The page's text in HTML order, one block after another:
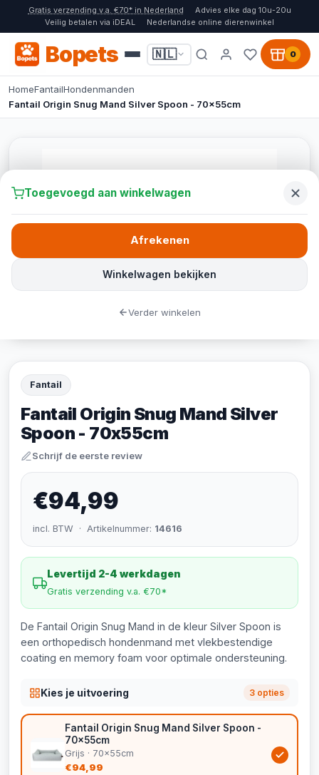
Gratis verzending v.a. €70* in Nederland
Advies elke dag 10u-20u
Veilig betalen via iDEAL
Nederlandse online dierenwinkel
Bopets 🇳🇱 0
HomeFantailHondenmanden
Fantail Origin Snug Mand Silver Spoon - 70x55cm
Fantail
Fantail Origin Snug Mand Silver
Spoon - 70x55cm
Schrijf de eerste review
€94,99
incl. BTW · Artikelnummer: 14616
Levertijd 2-4 werkdagen
Gratis verzending v.a. €70*
De Fantail Origin Snug Mand in de kleur Silver Spoon is
een orthopedisch hondenmand met vlekbestendige
coating en memory foam voor optimale ondersteuning.
Kies je uitvoering 3 opties
Fantail Origin Snug Mand Silver Spoon -
70x55cm
Grijs · 70x55cm
€94,99
Toegevoegd aan winkelwagen
Winkelwagen bekijken
Afrekenen
Verder winkelen